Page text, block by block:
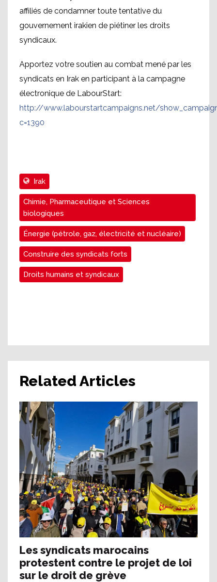
affiliés de condamner toute tentative du
gouvernement irakien de piétiner les droits
syndicaux.
Apportez votre soutien au combat mené par les
syndicats en Irak en participant à la campagne
électronique de LabourStart:
http://www.labourstartcampaigns.net/
c=1390
Irak
Chimie, Pharmaceutique et Sciences
biologiques
Énergie (pétrole, gaz, électricité et nucléaire)
Construire des syndicats forts
Droits humains et syndicaux
Related Articles
Les syndicats marocains
protestent contre le projet de loi
sur le droit de grève